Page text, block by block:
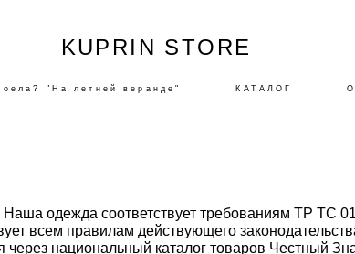
KUPRIN STORE
"На летней веранде" КАТАЛОГ
одежда соответствует требованиям ТР ТС
всем правилам действующего
национальный каталог товаров Честный